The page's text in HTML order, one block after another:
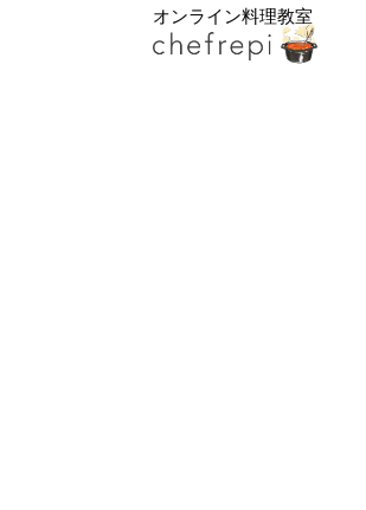
オンライン料理教室